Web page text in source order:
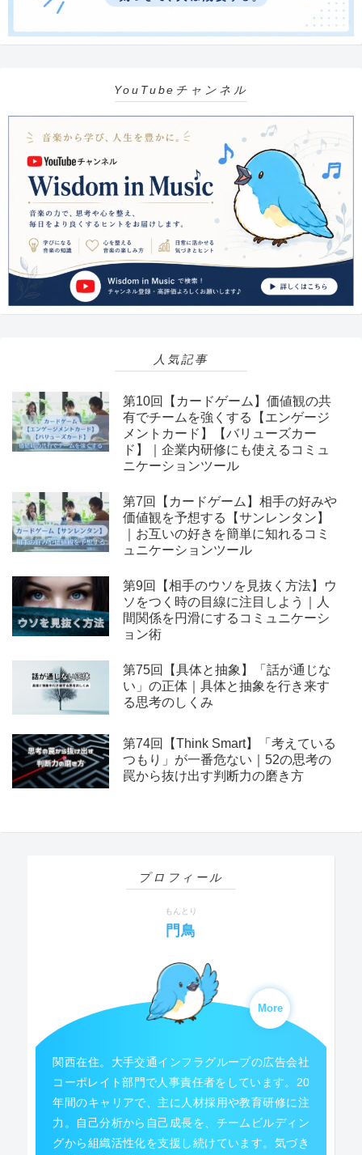
YouTubeチャンネル
人気記事
第10回【カードゲーム】価値観の共
有でチームを強くする【エンゲージ
メントカード】【バリューズカー
ド】｜企業内研修にも使えるコミュ
ニケーションツール
第7回【カードゲーム】相手の好みや
価値観を予想する【サンレンタン】
｜お互いの好きを簡単に知れるコミ
ュニケーションツール
第9回【相手のウソを見抜く方法】ウ
ソをつく時の目線に注目しよう｜人
間関係を円滑にするコミュニケーシ
ョン術
第75回【具体と抽象】「話が通じな
い」の正体｜具体と抽象を行き来す
る思考のしくみ
第74回【Think Smart】「考えている
つもり」が一番危ない｜52の思考の
罠から抜け出す判断力の磨き方
プロフィール
もんとり
門鳥
More
関西在住。大手交通インフラグループの広告会社
コーポレイト部門で人事責任者をしています。20
年間のキャリアで、主に人材採用や教育研修に注
力。自己分析から自己成長を、チームビルディン
グから組織活性化を支援し続けています。気づき